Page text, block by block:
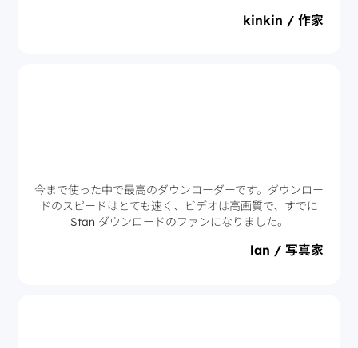
kinkin / 作家
今まで使った中で最高のダウンローダーです。ダウンロー
ドのスピードはとても速く、ビデオは高画質で、すでに
Stan ダウンロードのファンになりました。
lan / 写真家